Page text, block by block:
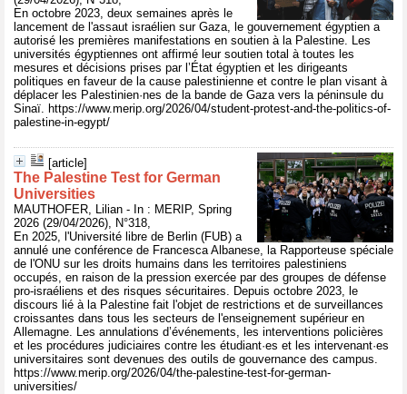
En octobre 2023, deux semaines après le
lancement de l'assaut israélien sur Gaza, le gouvernement égyptien a
autorisé les premières manifestations en soutien à la Palestine. Les
universités égyptiennes ont affirmé leur soutien total à toutes les
mesures et décisions prises par l’État égyptien et les dirigeants
politiques en faveur de la cause palestinienne et contre le plan visant à
déplacer les Palestinien·nes de la bande de Gaza vers la péninsule du
Sinaï. https://www.merip.org/2026/04/student-protest-and-the-politics-of-
palestine-in-egypt/
[article]
The Palestine Test for German
Universities
MAUTHOFER, Lilian - In : MERIP, Spring
2026 (29/04/2026), N°318,
En 2025, l'Université libre de Berlin (FUB) a
annulé une conférence de Francesca Albanese, la Rapporteuse spéciale
de l'ONU sur les droits humains dans les territoires palestiniens
occupés, en raison de la pression exercée par des groupes de défense
pro-israéliens et des risques sécuritaires. Depuis octobre 2023, le
discours lié à la Palestine fait l'objet de restrictions et de surveillances
croissantes dans tous les secteurs de l'enseignement supérieur en
Allemagne. Les annulations d’événements, les interventions policières
et les procédures judiciaires contre les étudiant·es et les intervenant·es
universitaires sont devenues des outils de gouvernance des campus.
https://www.merip.org/2026/04/the-palestine-test-for-german-
universities/